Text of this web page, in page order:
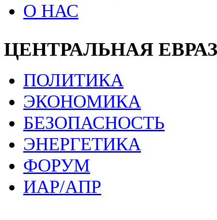
О НАС
ЦЕНТРАЛЬНАЯ
ПОЛИТИКА
ЭКОНОМИКА
БЕЗОПАСНОСТЬ
ЭНЕРГЕТИКА
ФОРУМ
ИАР/АПР